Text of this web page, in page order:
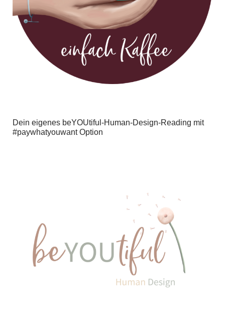
Dein eigenes beYOUtiful-Human-Design-Reading mit
#paywhatyouwant Option